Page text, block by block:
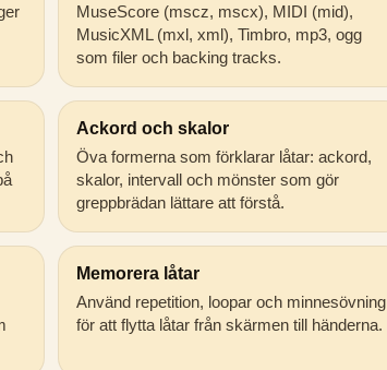
MuseScore (mscz, mscx), MIDI (mid),
MusicXML (mxl, xml), Timbro, mp3, ogg
som filer och backing tracks.
Ackord och skalor
Öva formerna som förklarar låtar: ackord,
skalor, intervall och mönster som gör
greppbrädan lättare att förstå.
Memorera låtar
Använd repetition, loopar och minnesövning
för att flytta låtar från skärmen till händerna.